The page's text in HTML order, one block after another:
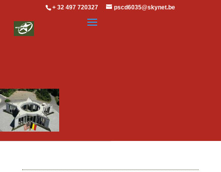
+ 32 497 720327 pscd6035@skynet.be